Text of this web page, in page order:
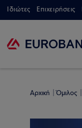
Ιδιώτες Επιχειρήσεις
Αρχική Όμιλος